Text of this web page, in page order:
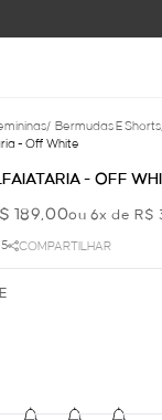
/ Bermudas E Shorts
- Off White
- OFF
189,00ou 6x de R$
COMPARTILHAR